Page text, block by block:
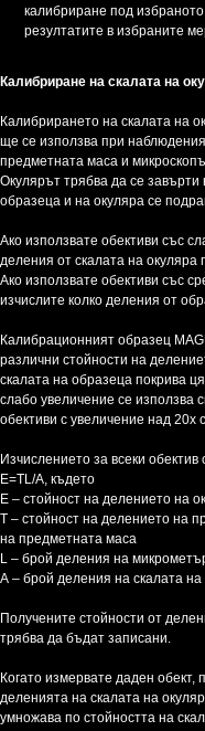
калибриране под
резултатите в избраните
Калибриране на скалата на
Калибрирането на скалата на
ще се използва при
предметната маса и
Окулярът трябва да се завърти
образеца и на окуляра се
Ако използвате обективи със
деления от скалата на окуляра
Ако използвате обективи със
изчислите колко деления от
Калибрационният образец
различни стойности на
скалата на образеца покрива
слабо увеличение се използва
обективи с увеличение над 20x
Изчислението за всеки
Е=ТL/A, където
E – стойност на делението на
Т – стойност на делението на
на предметната маса
L – брой деления на
А – брой деления на скалата на
Получените стойности от
трябва да бъдат записани.
Когато измервате даден
деленията на скалата на
умножава по стойността на